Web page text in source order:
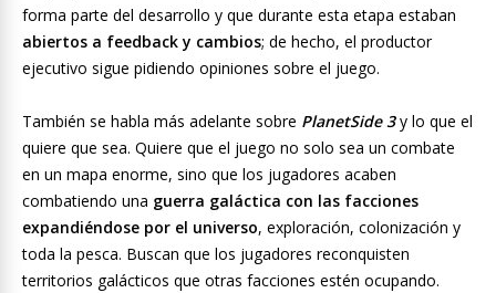
forma parte del desarrollo y que durante esta etapa estaban
abiertos a feedback y cambios; de hecho, el productor
ejecutivo sigue pidiendo opiniones sobre el juego.
También se habla más adelante sobre PlanetSide 3y lo que el
quiere que sea. Quiere que el juego no solo sea un combate
en un mapa enorme, sino que los jugadores acaben
combatiendo una guerra galáctica con las facciones
expandiéndose por el universo, exploración, colonización y
toda la pesca. Buscan que los jugadores reconquisten
territorios galácticos que otras facciones estén ocupando.